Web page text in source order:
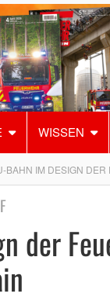
WISSEN
BAHN IM DESIGN
der